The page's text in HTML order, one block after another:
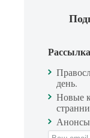
день.
Новые
Анонсы